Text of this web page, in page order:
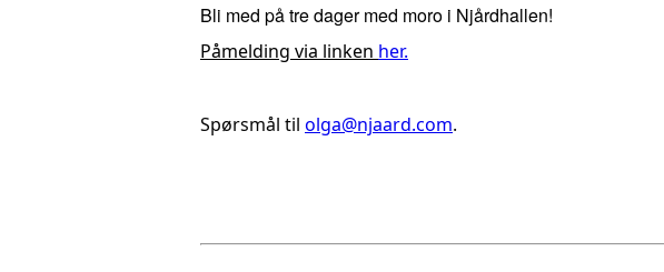
Bli med på tre dager med moro i Njårdhallen!
Påmelding via linken her.
Spørsmål til olga@njaard.com.